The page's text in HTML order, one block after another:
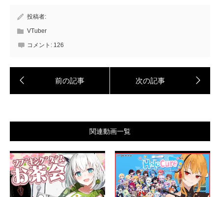
投稿者:
VTuber
コメント: 126
関連動画一覧